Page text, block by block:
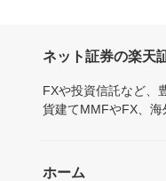
ネット証券の楽天
FXや投資信託など、
貨建てMMFやFX、
ホーム